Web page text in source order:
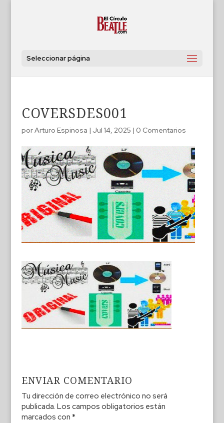
Seleccionar página
COVERSDES001
porArturo Espinosa | Jul 14, 2025 | 0 Comentarios
ENVIAR COMENTARIO
Tu dirección de correo electrónico no será
publicada. Los campos obligatorios están
marcados con *